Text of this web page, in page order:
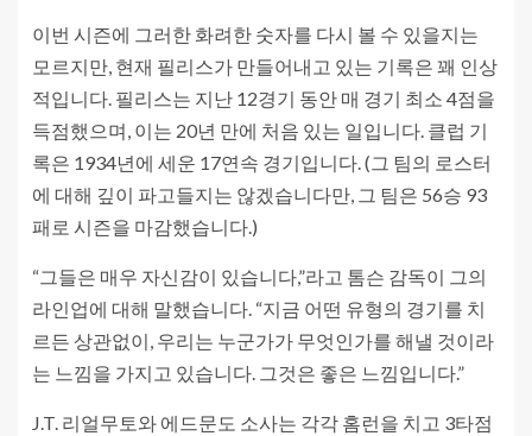
이번 시즌에 그러한 화려한 숫자를 다시 볼 수 있을지는
모르지만, 현재 필리스가 만들어내고 있는 기록은 꽤 인상
적입니다. 필리스는 지난 12경기 동안 매 경기 최소 4점을
득점했으며, 이는 20년 만에 처음 있는 일입니다. 클럽 기
록은 1934년에 세운 17연속 경기입니다. (그 팀의 로스터
에 대해 깊이 파고들지는 않겠습니다만, 그 팀은 56승 93
패로 시즌을 마감했습니다.)
“그들은 매우 자신감이 있습니다,”라고 톰슨 감독이 그의
라인업에 대해 말했습니다. “지금 어떤 유형의 경기를 치
르든 상관없이, 우리는 누군가가 무엇인가를 해낼 것이라
는 느낌을 가지고 있습니다. 그것은 좋은 느낌입니다.”
J.T. 리얼무토와 에드문도 소사는 각각 홈런을 치고 3타점